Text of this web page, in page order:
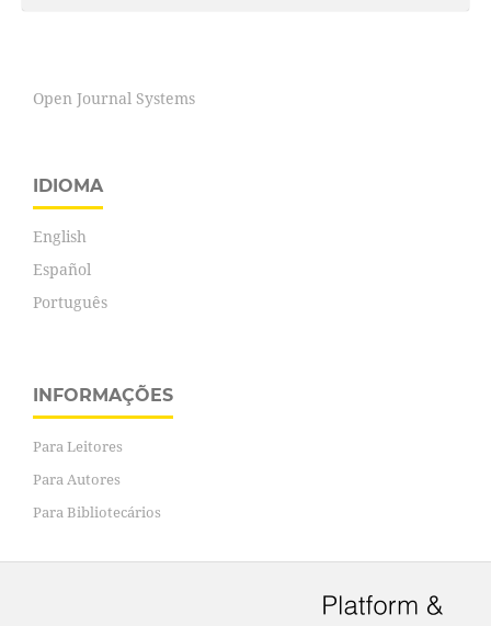
Open Journal Systems
IDIOMA
English
Español
Português
INFORMAÇÕES
Para Leitores
Para Autores
Para Bibliotecários